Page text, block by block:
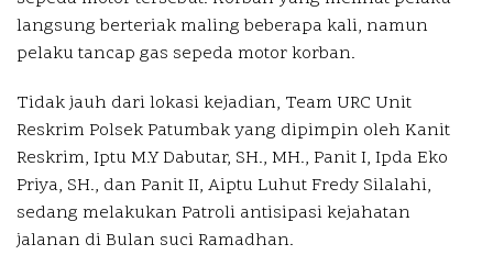
langsung berteriak maling beberapa kali, namun
pelaku tancap gas sepeda motor korban.
Tidak jauh dari lokasi kejadian, Team URC Unit
Reskrim Polsek Patumbak yang dipimpin oleh Kanit
Reskrim, Iptu M.Y Dabutar, SH., MH., Panit I, Ipda Eko
Priya, SH., dan Panit II, Aiptu Luhut Fredy Silalahi,
sedang melakukan Patroli antisipasi kejahatan
jalanan di Bulan suci Ramadhan.